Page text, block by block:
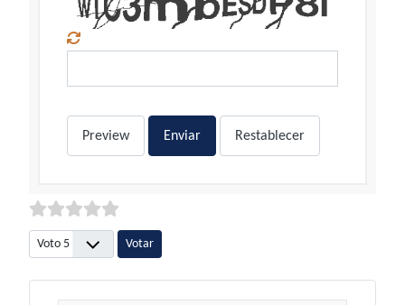
Preview Enviar Restablecer
Por favor, vote